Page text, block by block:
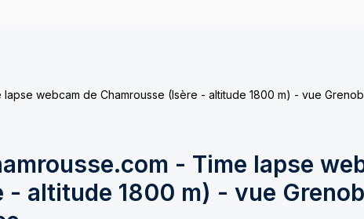
webcam de Chamrousse (Isère - altitude 1800 m) - vue
- Time lapse
- altitude 1800 m) - vue